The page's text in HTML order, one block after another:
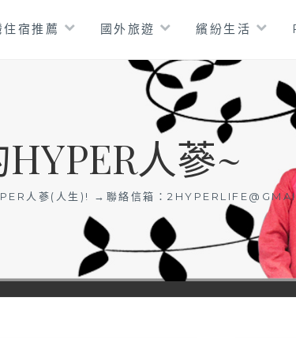
住宿推薦 國外旅遊 繽紛生活
人蔘~
人蔘(人生)! →聯絡信箱：